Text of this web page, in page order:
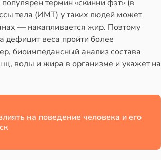
термин «скинни фэт» (в
тела (ИМТ) у таких людей может
— накапливается жир. Поэтому
дефицит веса пройти более
биоимпедансный анализ состава
воды и жира в организме и укажет на
на поведение человека и его